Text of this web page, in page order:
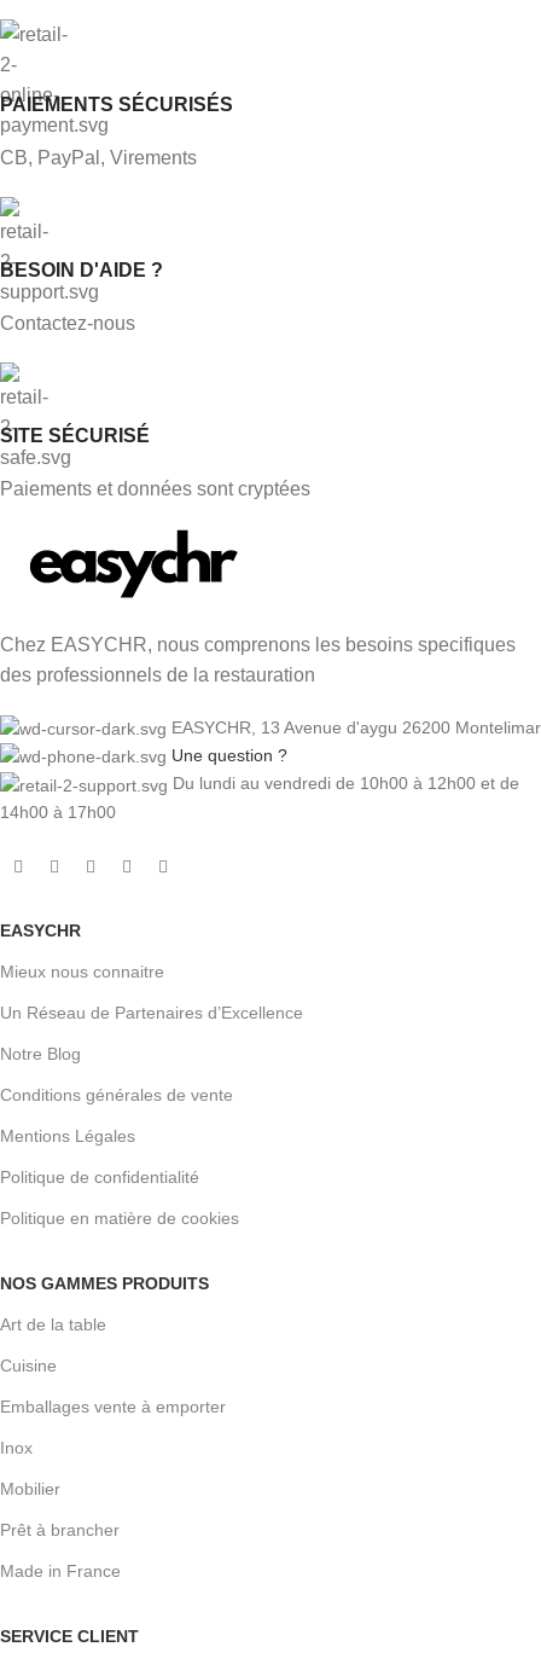
PAIEMENTS SÉCURISÉS
CB, PayPal, Virements
BESOIN D'AIDE ?
Contactez-nous
SITE SÉCURISÉ
Paiements et données sont cryptées
Chez EASYCHR, nous comprenons les besoins specifiques
des professionnels de la restauration
EASYCHR, 13 Avenue d'aygu 26200 Montelimar
Une question ?
Du lundi au vendredi de 10h00 à 12h00 et de
14h00 à 17h00
EASYCHR
Mieux nous connaitre
Un Réseau de Partenaires d’Excellence
Notre Blog
Conditions générales de vente
Mentions Légales
Politique de confidentialité
Politique en matière de cookies
NOS GAMMES PRODUITS
Art de la table
Cuisine
Emballages vente à emporter
Inox
Mobilier
Prêt à brancher
Made in France
SERVICE CLIENT